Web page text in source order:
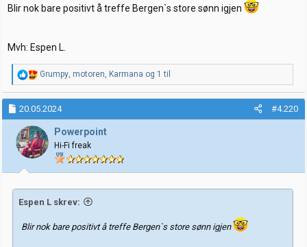
Blir nok bare positivt å treffe Bergen`s store sønn igjen
Mvh: Espen L.
R
e
a
k
s
j
o
n
r
Grumpy, motoren, Karmana og 1 til
20.05.2024 #4.220
Powerpoint
Hi-Fi freak
Espen L skrev:
Blir nok bare positivt å treffe Bergen`s store sønn igjen